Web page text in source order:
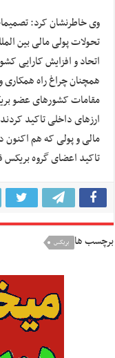
وی خاطرنشان کرد:
تحولات پولی مالی بین
اتحاد و افزایش کارایی
همچنان چراغ راه
مقامات کشور‌های عضو
ارز‌های داخلی تاکید
مالی و پولی که هم اکنون
تاکید اعضای گروه بریکس
برچسب ها بریکس